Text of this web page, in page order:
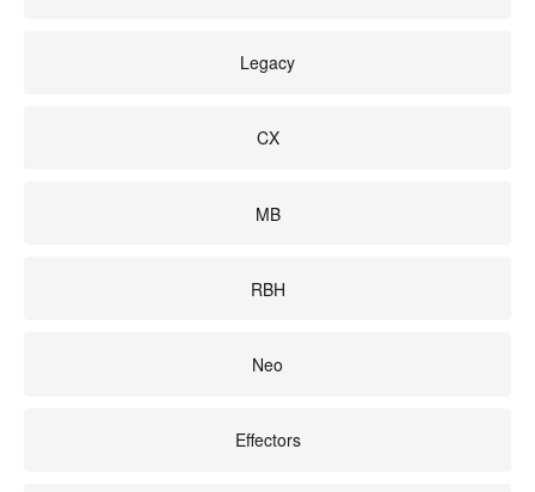
Legacy
CX
MB
RBH
Neo
Effectors